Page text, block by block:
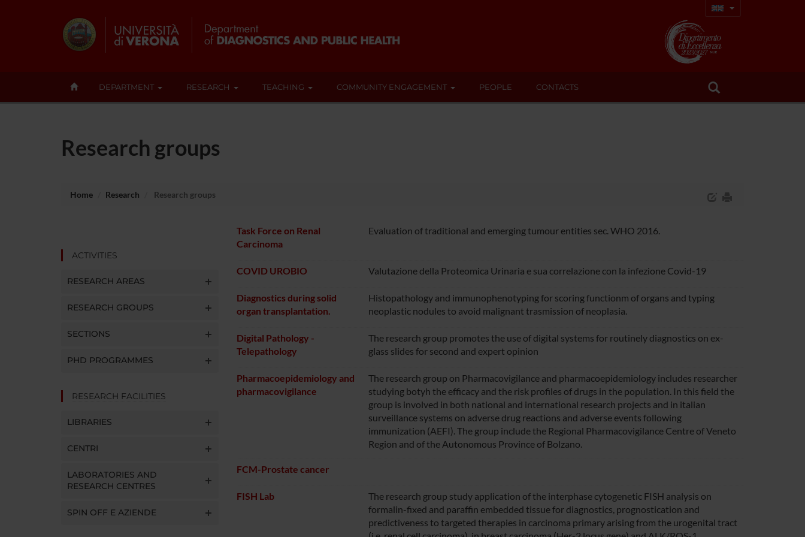
DEPARTMENT RESEARCH TEACHING COMMUNITY ENGAGEMENT PEOPLE CONTACTS
Research groups
Home Research Research groups
ACTIVITIES
RESEARCH AREAS
RESEARCH GROUPS
SECTIONS
PHD PROGRAMMES
RESEARCH FACILITIES
LIBRARIES
CENTRI
LABORATORIES AND
RESEARCH CENTRES
SPIN OFF E AZIENDE
Task Force on Renal
Carcinoma
Evaluation of traditional and emerging tumour entities sec. WHO 2016.
COVID UROBIO Valutazione della Proteomica Urinaria e sua correlazione con la infezione Covid-19
Diagnostics during solid
organ transplantation.
Histopathology and immunophenotyping for scoring functionm of organs and typing
neoplastic nodules to avoid malignant trasmission of neoplasia.
Digital Pathology -
Telepathology
The research group promotes the use of digital systems for routinely diagnostics on ex-
glass slides for second and expert opinion
Pharmacoepidemiology and
pharmacovigilance
The research group on Pharmacovigilance and pharmacoepidemiology includes researcher
studying botyh the efficacy and the risk profiles of drugs in the population. In this field the
group is involved in both national and international research projects and in italian
surveillance systems on adverse drug reactions and adverse events following
immunization (AEFI). The group include the Regional Pharmacovigilance Centre of Veneto
Region and of the Autonomous Province of Bolzano.
FCM-Prostate cancer
FISH Lab
The research group study application of the interphase cytogenetic FISH analysis on
formalin-fixed and paraffin embedded tissue for diagnostics, prognostication and
predictiveness to targeted therapies in carcinoma primary arising from the urogenital tract